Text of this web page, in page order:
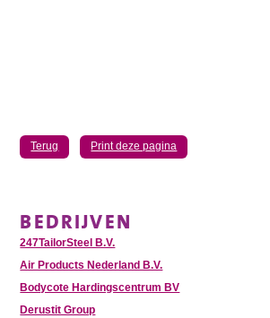
Terug Print deze pagina
BEDRIJVEN
247TailorSteel B.V.
Air Products Nederland B.V.
Bodycote Hardingscentrum BV
Derustit Group